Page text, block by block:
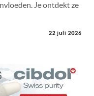
Je ontdekt ze
22 juli 2026